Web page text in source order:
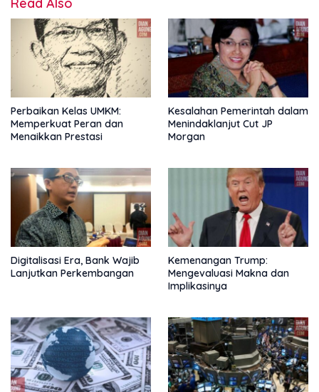
Read Also
Perbaikan Kelas UMKM:
Memperkuat Peran dan
Menaikkan Prestasi
Kesalahan Pemerintah dalam
Menindaklanjut Cut JP
Morgan
Digitalisasi Era, Bank Wajib
Lanjutkan Perkembangan
Kemenangan Trump:
Mengevaluasi Makna dan
Implikasinya